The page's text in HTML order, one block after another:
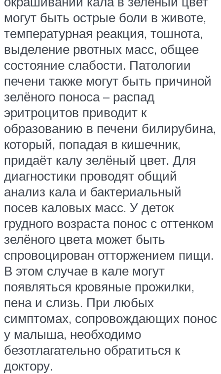
могут быть острые боли в животе,
температурная реакция, тошнота,
выделение рвотных масс, общее
состояние слабости. Патологии
печени также могут быть причиной
зелёного поноса – распад
эритроцитов приводит к
образованию в печени билирубина,
который, попадая в кишечник,
придаёт калу зелёный цвет. Для
диагностики проводят общий
анализ кала и бактериальный
посев каловых масс. У деток
грудного возраста понос с оттенком
зелёного цвета может быть
спровоцирован отторжением пищи.
В этом случае в кале могут
появляться кровяные прожилки,
пена и слизь. При любых
симптомах, сопровождающих понос
у малыша, необходимо
безотлагательно обратиться к
доктору.